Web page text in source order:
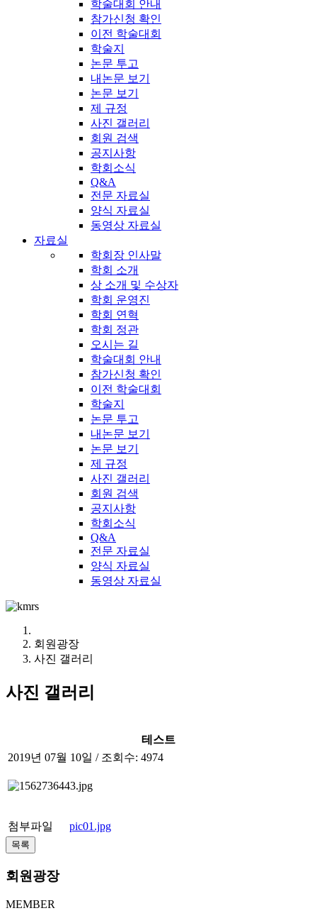
학술대회 안내
참가신청 확인
이전 학술대회
학술지
논문 투고
내논문 보기
논문 보기
제 규정
사진 갤러리
회원 검색
공지사항
학회소식
Q&A
전문 자료실
양식 자료실
동영상 자료실
자료실
학회장 인사말
학회 소개
상 소개 및 수상자
학회 운영진
학회 연혁
학회 정관
오시는 길
학술대회 안내
참가신청 확인
이전 학술대회
학술지
논문 투고
내논문 보기
논문 보기
제 규정
사진 갤러리
회원 검색
공지사항
학회소식
Q&A
전문 자료실
양식 자료실
동영상 자료실
회원광장
사진 갤러리
사진 갤러리
테스트
2019년 07월 10일 / 조회수: 4974
첨부파일 pic01.jpg
회원광장
MEMBER